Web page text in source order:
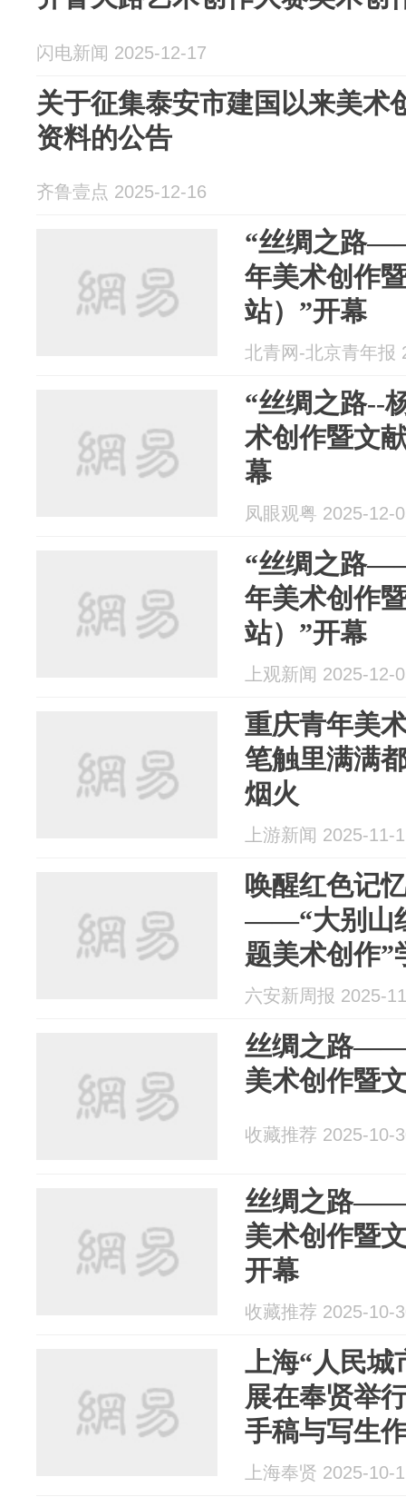
闪电新闻 2025-12-17
关于征集泰安市建国以来美术
资料的公告
齐鲁壹点 2025-12-16
“丝绸之路
年美术创作
站）”开幕
北青网-北京青年报
“丝绸之路--
术创作暨文
幕
凤眼观粤 2025-12-
“丝绸之路
年美术创作
站）”开幕
上观新闻 2025-12-
重庆青年美
笔触里满满
烟火
上游新闻 2025-11-
唤醒红色记
——“大别山
题美术创作”
学院成功召
六安新周报 2025-
丝绸之路——
美术创作暨
收藏推荐 2025-10-
丝绸之路——
美术创作暨
开幕
收藏推荐 2025-10-
上海“人民城
展在奉贤举
手稿与写生
上海奉贤 2025-10-